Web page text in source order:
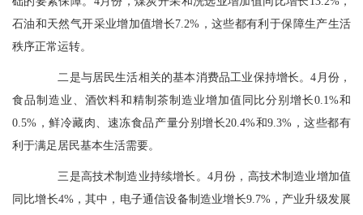
石油和天然气开采业增加值增长7.2%，这些都有利于保障生产生活
秩序正常运转。
二是与居民生活相关的基本消费品工业保持增长。4月份，
食品制造业、酒饮料和精制茶制造业增加值同比分别增长0.1%和
0.5%，鲜冷藏肉、速冻食品产量分别增长20.4%和9.3%，这些都有
利于满足居民基本生活需要。
三是高技术制造业持续增长。4月份，高技术制造业增加值
同比增长4%，其中，电子通信设备制造业增长9.7%，产业升级发展